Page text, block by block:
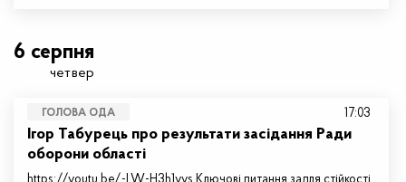
6 серпня
четвер
ГОЛОВА ОДА
Ігор Табурець про результати засідання Ради
оборони області
17:03